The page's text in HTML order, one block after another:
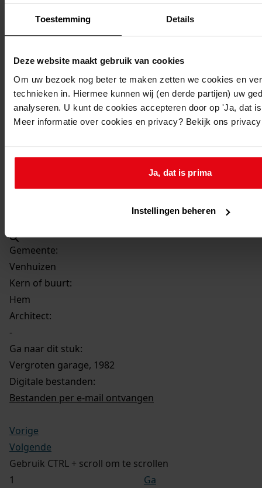
Toestemming Details
Deze website maakt gebruik van cookies
Om uw bezoek nog beter te maken zetten we cookies en
technieken in. Hiermee kunnen wij (en derde partijen) uw
analyseren. U kunt de cookies accepteren door op 'Ja, dat
Meer informatie over cookies en privacy? Bekijk ons
Ja, dat is prima
Instellingen beheren
Vergroten garage
30-11-1982
Adres:
Hem, Hertog Willemweg 16
Perceel:
Gemeente:
Venhuizen
Kern of buurt:
Hem
Architect:
-
Ga naar dit stuk:
Vergroten garage, 1982
Digitale bestanden:
Bestanden per e-mail ontvangen
Vorige
Volgende
Gebruik CTRL + scroll om te scrollen
Ga